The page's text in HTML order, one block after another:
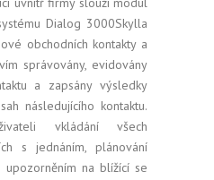
Dialog 3000Skylla
obchodních kontakty a
správovány, evidovány
a zapsány výsledky
následujícího kontaktu.
vkládání všech
s jednáním, plánování
upozorněním na blížící se